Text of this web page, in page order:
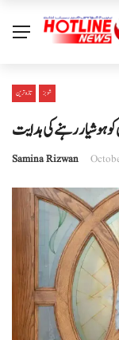
تازہ ترین شوبز
ہوشیار رہنے کی ہدایت
Samina Rizwan